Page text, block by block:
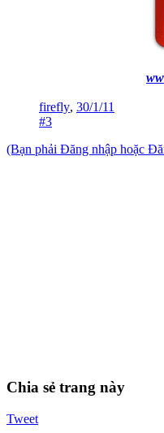
firefly, 30/1/11
#3
(Bạn phải Đăng nhập hoặc
Chia sẻ trang này
Tweet